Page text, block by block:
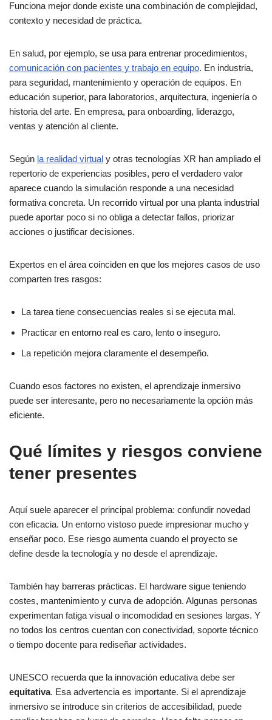
Funciona mejor donde existe una combinación de complejidad,
contexto y necesidad de práctica.
En salud, por ejemplo, se usa para entrenar procedimientos,
comunicación con pacientes y trabajo en equipo. En industria,
para seguridad, mantenimiento y operación de equipos. En
educación superior, para laboratorios, arquitectura, ingeniería o
historia del arte. En empresa, para onboarding, liderazgo,
ventas y atención al cliente.
Según la realidad virtual y otras tecnologías XR han ampliado el
repertorio de experiencias posibles, pero el verdadero valor
aparece cuando la simulación responde a una necesidad
formativa concreta. Un recorrido virtual por una planta industrial
puede aportar poco si no obliga a detectar fallos, priorizar
acciones o justificar decisiones.
Expertos en el área coinciden en que los mejores casos de uso
comparten tres rasgos:
La tarea tiene consecuencias reales si se ejecuta mal.
Practicar en entorno real es caro, lento o inseguro.
La repetición mejora claramente el desempeño.
Cuando esos factores no existen, el aprendizaje inmersivo
puede ser interesante, pero no necesariamente la opción más
eficiente.
Qué límites y riesgos conviene
tener presentes
Aquí suele aparecer el principal problema: confundir novedad
con eficacia. Un entorno vistoso puede impresionar mucho y
enseñar poco. Ese riesgo aumenta cuando el proyecto se
define desde la tecnología y no desde el aprendizaje.
También hay barreras prácticas. El hardware sigue teniendo
costes, mantenimiento y curva de adopción. Algunas personas
experimentan fatiga visual o incomodidad en sesiones largas. Y
no todos los centros cuentan con conectividad, soporte técnico
o tiempo docente para rediseñar actividades.
UNESCO recuerda que la innovación educativa debe ser
equitativa. Esa advertencia es importante. Si el aprendizaje
inmersivo se introduce sin criterios de accesibilidad, puede